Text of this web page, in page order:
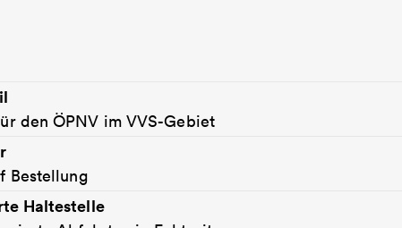
den ÖPNV im VVS-Gebiet
Bestellung
Haltestelle